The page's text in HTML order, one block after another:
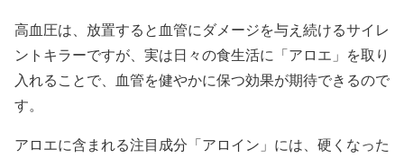
高血圧は、放置すると血管にダメージを与え続けるサイレ
ントキラーですが、実は日々の食生活に「アロエ」を取り
入れることで、血管を健やかに保つ効果が期待できるので
す。
アロエに含まれる注目成分「アロイン」には、硬くなった